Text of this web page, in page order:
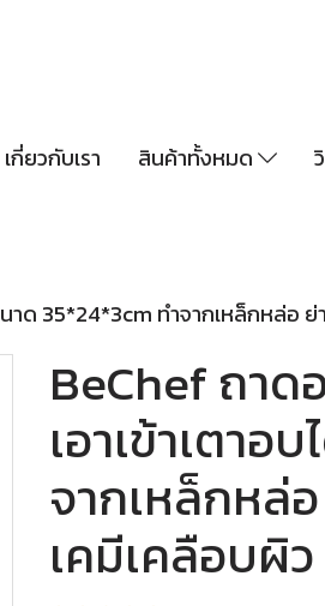
เกี่ยวกับเรา สินค้าทั้งหมด
าด 35*24*3cm ทำจากเหล็กหล่อ
BeChef ถาด
เอาเข้าเตาอ
จากเหล็กหล่
เคมีเคลือบผิว